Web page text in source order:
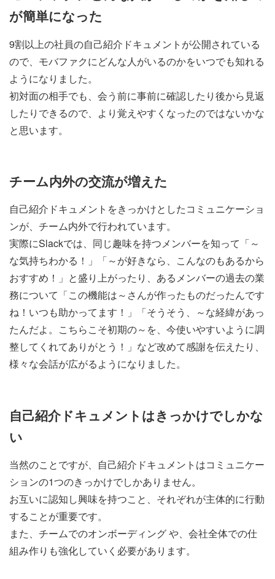
が簡単になった
9割以上の社員の自己紹介ドキュメントが公開されている
ので、モバファクにどんな人がいるのかをいつでも知れる
ようになりました。
初対面の相手でも、会う前に事前に確認したり後から見返
したりできるので、より覚えやすくなったのではないかな
と思います。
チーム内外の交流が増えた
自己紹介ドキュメントをきっかけとしたコミュニケーショ
ンが、チーム内外で行われています。
実際にSlackでは、同じ趣味を持つメンバーを知って「～
な気持ちわかる！」「～が好きなら、こんなのもあるから
おすすめ！」と盛り上がったり、あるメンバーの過去の業
務について「この機能は～さんが作ったものだったんです
ね！いつも助かってます！」「そうそう、～な経緯があっ
たんだよ。こちらこそ初期の～を、今使いやすいように調
整してくれてありがとう！」など改めて感謝を伝えたり、
様々な会話が広がるようになりました。
自己紹介ドキュメントはきっかけでしかな
い
当然のことですが、自己紹介ドキュメントはコミュニケー
ションの1つのきっかけでしかありません。
お互いに認知し興味を持つこと、それぞれが主体的に行動
することが重要です。
また、チームでのオンボーディング や、会社全体での仕
組み作りも強化していく必要があります。